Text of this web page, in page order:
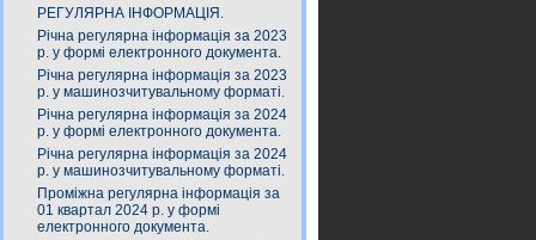
РЕГУЛЯРНА ІНФОРМАЦІЯ.
Річна регулярна інформація за 2023
р. у формі електронного документа.
Річна регулярна інформація за 2023
р. у машинозчитувальному форматі.
Річна регулярна інформація за 2024
р. у формі електронного документа.
Річна регулярна інформація за 2024
р. у машинозчитувальному форматі.
Проміжна регулярна інформація за
01 квартал 2024 р. у формі
електронного документа.